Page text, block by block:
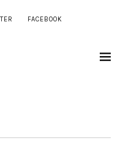
FACEBOOK